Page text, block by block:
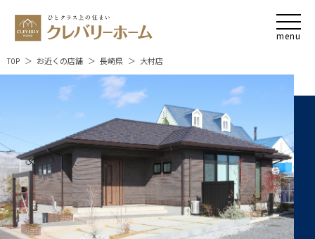
TOP お近くの店舗 長崎県 大村店